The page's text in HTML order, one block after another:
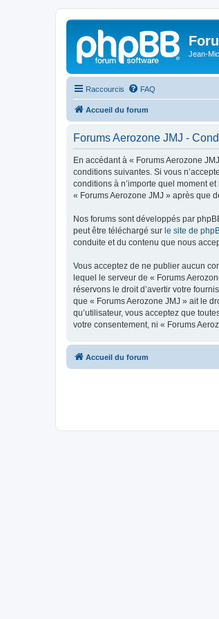
Jean-
Raccourcis FAQ
Accueil du forum
Forums Aerozone JMJ -
En accédant à « Forums Aerozone
conditions suivantes. Si vous
conditions à n’importe quel moment
« Forums Aerozone JMJ » après que
Nos forums sont développés par
peut être téléchargé sur le site de
conduite et du contenu que nous
Vous acceptez de ne publier aucun
lequel le serveur de « Forums
réservons le droit d’avertir votre
que « Forums Aerozone JMJ » ait le
qu’utilisateur, vous acceptez que
votre consentement, ni « Forums
Accueil du forum